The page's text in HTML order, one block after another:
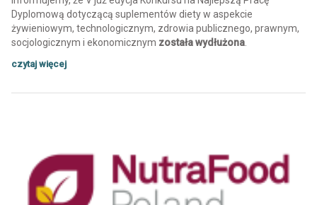
Dyplomową dotyczącą suplementów diety w aspekcie
żywieniowym, technologicznym, zdrowia publicznego, prawnym,
socjologicznym i ekonomicznym została wydłużona
czytaj więcej